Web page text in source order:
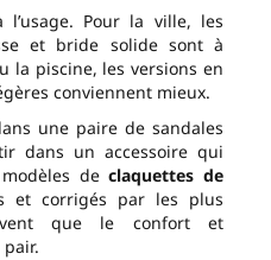
Pour la ville, les
et bride solide sont à
la piscine, les versions en
conviennent mieux.
une paire de sandales
dans un accessoire qui
modèles declaquettes de
et corrigés par les plus
que le confort et
pair.